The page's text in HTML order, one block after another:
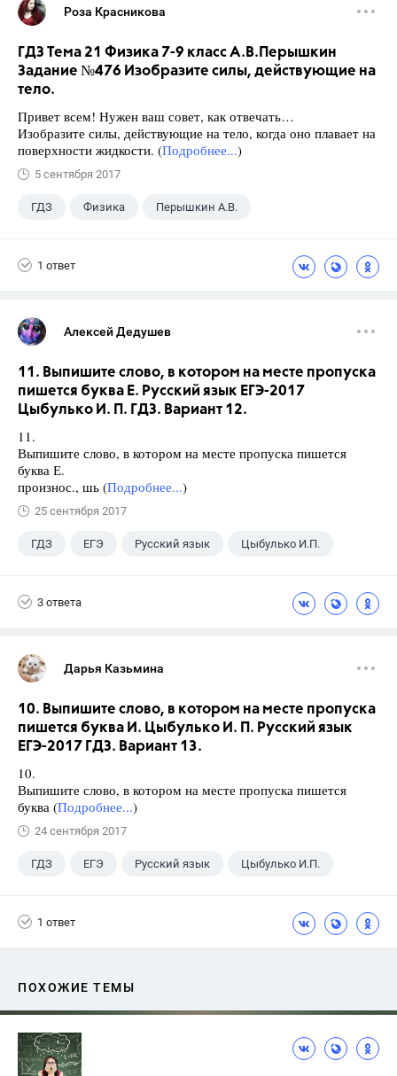
Роза Красникова
ГДЗ Тема 21 Физика 7-9 класс А.В.Перышкин
Задание №476 Изобразите силы, действующие на
тело.
Привет всем! Нужен ваш совет, как отвечать…
Изобразите силы, действующие на тело, когда оно плавает на
поверхности жидкости. (Подробнее...)
5 сентября 2017
ГДЗ Физика Перышкин А.В.
1 ответ
Алексей Дедушев
11. Выпишите слово, в котором на месте пропуска
пишется буква Е. Русский язык ЕГЭ-2017
Цыбулько И. П. ГДЗ. Вариант 12.
11.
Выпишите слово, в котором на месте пропуска пишется
буква Е.
произнос., шь (Подробнее...)
25 сентября 2017
ГДЗ ЕГЭ Русский язык Цыбулько И.П.
3 ответа
Дарья Казьмина
10. Выпишите слово, в котором на месте пропуска
пишется буква И. Цыбулько И. П. Русский язык
ЕГЭ-2017 ГДЗ. Вариант 13.
10.
Выпишите слово, в котором на месте пропуска пишется
буква (Подробнее...)
24 сентября 2017
ГДЗ ЕГЭ Русский язык Цыбулько И.П.
1 ответ
ПОХОЖИЕ ТЕМЫ